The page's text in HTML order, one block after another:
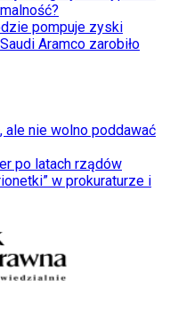
pompuje zyski
Aramco zarobiło
ale nie wolno poddawać
po latach rządów
w prokuraturze i